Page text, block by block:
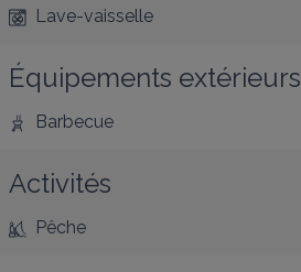
Lave-vaisselle
Équipements extérieurs
Barbecue
Activités
Pêche